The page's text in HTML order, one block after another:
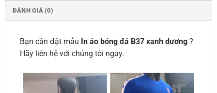
ĐÁNH GIÁ (0)
Bạn cần đặt mẫu In áo bóng đá B37 xanh dương ?
Hãy liên hệ với chúng tôi ngay.